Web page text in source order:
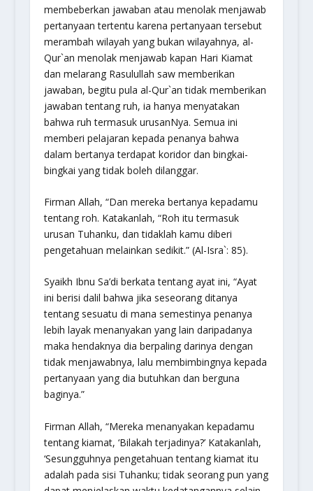
membeberkan jawaban atau menolak menjawab
pertanyaan tertentu karena pertanyaan tersebut
merambah wilayah yang bukan wilayahnya, al-
Qur`an menolak menjawab kapan Hari Kiamat
dan melarang Rasulullah saw memberikan
jawaban, begitu pula al-Qur`an tidak memberikan
jawaban tentang ruh, ia hanya menyatakan
bahwa ruh termasuk urusanNya. Semua ini
memberi pelajaran kepada penanya bahwa
dalam bertanya terdapat koridor dan bingkai-
bingkai yang tidak boleh dilanggar.
Firman Allah, “Dan mereka bertanya kepadamu
tentang roh. Katakanlah, “Roh itu termasuk
urusan Tuhanku, dan tidaklah kamu diberi
pengetahuan melainkan sedikit.” (Al-Isra`: 85).
Syaikh Ibnu Sa’di berkata tentang ayat ini, “Ayat
ini berisi dalil bahwa jika seseorang ditanya
tentang sesuatu di mana semestinya penanya
lebih layak menanyakan yang lain daripadanya
maka hendaknya dia berpaling darinya dengan
tidak menjawabnya, lalu membimbingnya kepada
pertanyaan yang dia butuhkan dan berguna
baginya.”
Firman Allah, “Mereka menanyakan kepadamu
tentang kiamat, ‘Bilakah terjadinya?’ Katakanlah,
‘Sesungguhnya pengetahuan tentang kiamat itu
adalah pada sisi Tuhanku; tidak seorang pun yang